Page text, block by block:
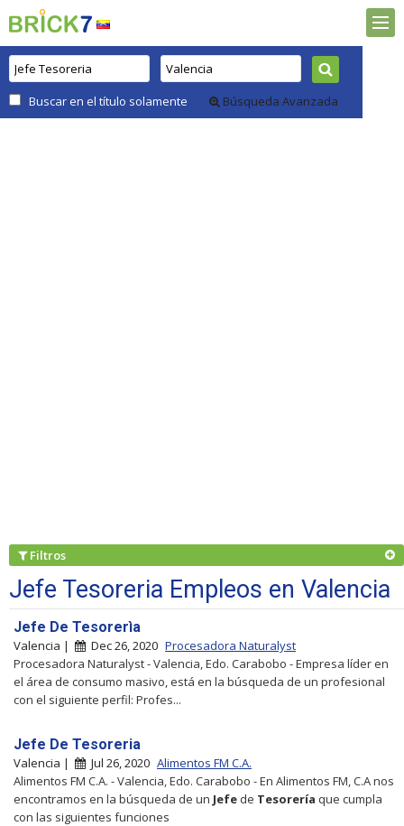
Buscar en el título solamente Búsqueda Avanzada
Filtros
Jefe Tesoreria Empleos en Valencia
Jefe De Tesorerìa
Valencia | Dec 26, 2020 Procesadora Naturalyst
Procesadora Naturalyst - Valencia, Edo. Carabobo - Empresa líder en
el área de consumo masivo, está en la búsqueda de un profesional
con el siguiente perfil: Profes...
Jefe De Tesoreria
Valencia | Jul 26, 2020 Alimentos FM C.A.
Alimentos FM C.A. - Valencia, Edo. Carabobo - En Alimentos FM, C.A nos
encontramos en la búsqueda de un Jefe de Tesorería que cumpla
con las siguientes funciones